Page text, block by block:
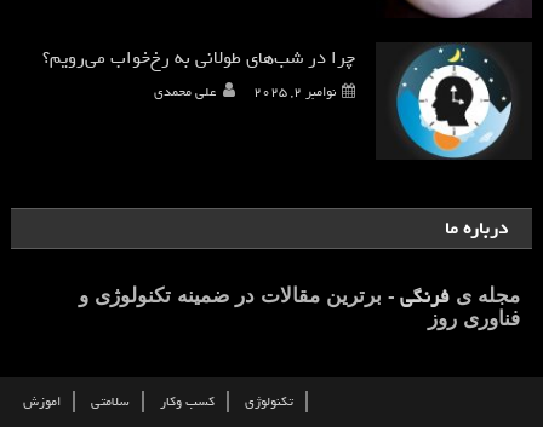
چرا در شب‌های طولانی به رخ‌خواب می‌رویم؟
نوامبر 2, 2025 علی محمدی
درباره ما
مجله ی فرنگی - برترین مقالات در ضمینه تکنولوژی و
فناوری روز
تکنولوژی کسب وکار سلامتی اموزش